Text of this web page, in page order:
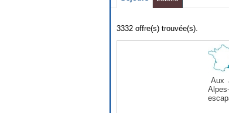
3332 offre(s) trouvée(s).
Aux